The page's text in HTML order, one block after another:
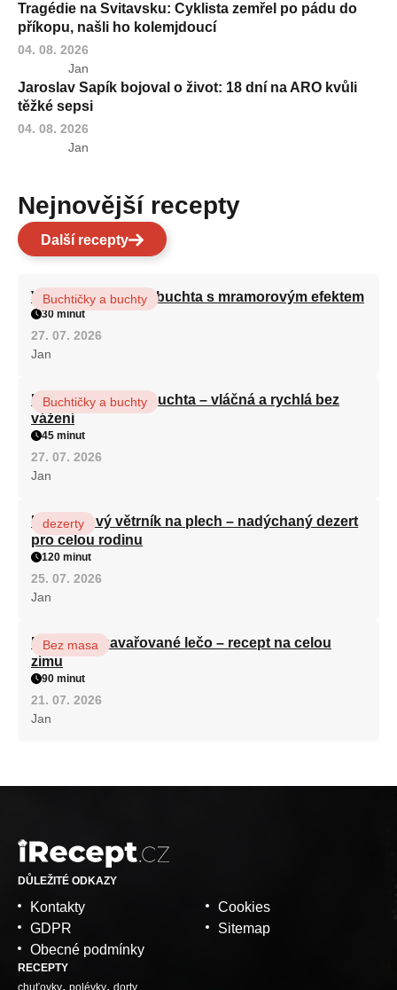
Tragédie na Svitavsku: Cyklista zemřel po pádu do
příkopu, našli ho kolemjdoucí
04. 08. 2026
Jan
Jaroslav Sapík bojoval o život: 18 dní na ARO kvůli
těžké sepsi
04. 08. 2026
Jan
Nejnovější recepty
Další recepty
Vláčná olejová litá buchta s mramorovým efektem
Buchtičky a buchty
30 minut
27. 07. 2026
Jan
Hrnková maková buchta – vláčná a rychlá bez
vážení
Buchtičky a buchty
45 minut
27. 07. 2026
Jan
Karamelový větrník na plech – nadýchaný dezert
pro celou rodinu
dezerty
120 minut
25. 07. 2026
Jan
Babiččino zavařované lečo – recept na celou
zimu
Bez masa
90 minut
21. 07. 2026
Jan
DŮLEŽITÉ ODKAZY
Kontakty
GDPR
Obecné podmínky
Cookies
Sitemap
RECEPTY